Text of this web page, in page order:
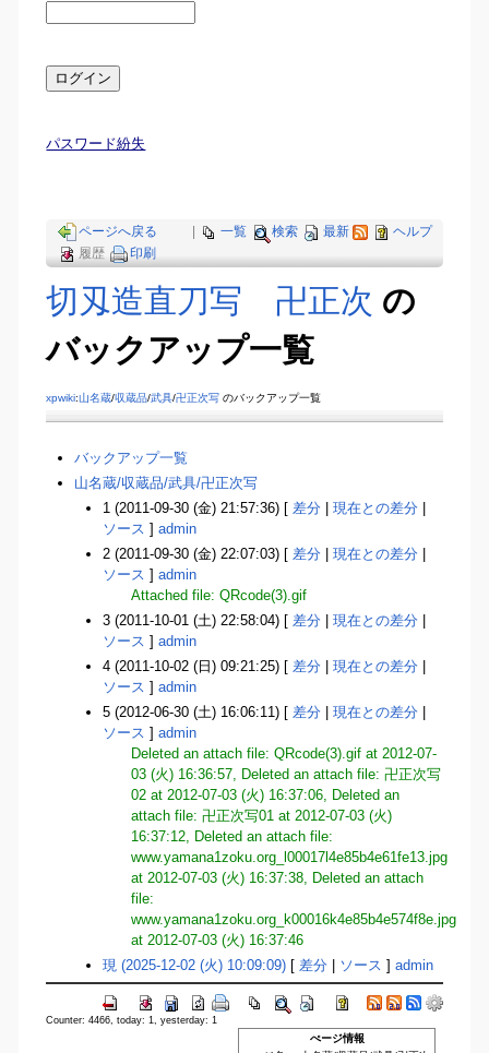
パスワード紛失
一覧 検索 最新 ヘルプ
ページへ戻る
履歴
印刷
切刄造直刀写 卍正次 の
バックアップ一覧
xpwiki:山名蔵/収蔵品/武具/卍正次写 のバックアップ一覧
バックアップ一覧
山名蔵​/収蔵品​/武具​/卍正次写
1 (2011-09-30 (金) 21:57:36) [差分 |現在との差分
ソース ]admin
2 (2011-09-30 (金) 22:07:03) [差分 |現在との差分
ソース ]admin
Attached file: QRcode(3).gif
3 (2011-10-01 (土) 22:58:04) [ 差分 |現在との差分
ソース ]admin
4 (2011-10-02 (日) 09:21:25) [ 差分 |現在との差分
ソース ]admin
5 (2012-06-30 (土) 16:06:11) [ 差分 |現在との差分 |
ソース ]admin
Deleted an attach file: QRcode(3).gif at 2012-07-
03 (火) 16:36:57, Deleted an attach file: 卍正次写
02 at 2012-07-03 (火) 16:37:06, Deleted an
attach file: 卍正次写01 at 2012-07-03 (火)
16:37:12, Deleted an attach file:
www.yamana1zoku.org_l00017l4e85b4e61fe13.jpg
at 2012-07-03 (火) 16:37:38, Deleted an attach
file:
www.yamana1zoku.org_k00016k4e85b4e574f8e.jpg
at 2012-07-03 (火) 16:37:46
現 (2025-12-02 (火) 10:09:09) [ 差分 | ソース ]admin
ぺージ情報
Counter: 4466, today: 1, yesterday: 1